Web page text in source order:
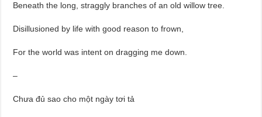
Beneath the long, straggly branches of an old willow tree.
Disillusioned by life with good reason to frown,
For the world was intent on dragging me down.
–
Chưa đủ sao cho một ngày tơi tả